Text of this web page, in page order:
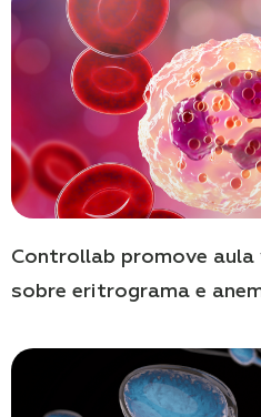
Controllab promove
sobre eritrograma e